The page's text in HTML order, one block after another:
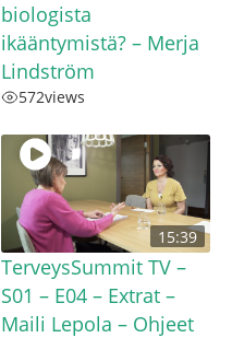
biologista
ikääntymistä? – Merja
Lindström
572views
15:39
TerveysSummit TV –
S01 – E04 – Extrat –
Maili Lepola – Ohjeet